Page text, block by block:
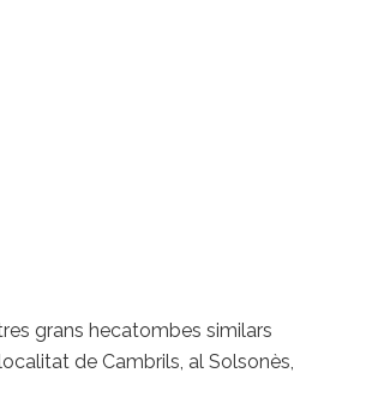
grans hecatombes similars
de Cambrils, al Solsonès,